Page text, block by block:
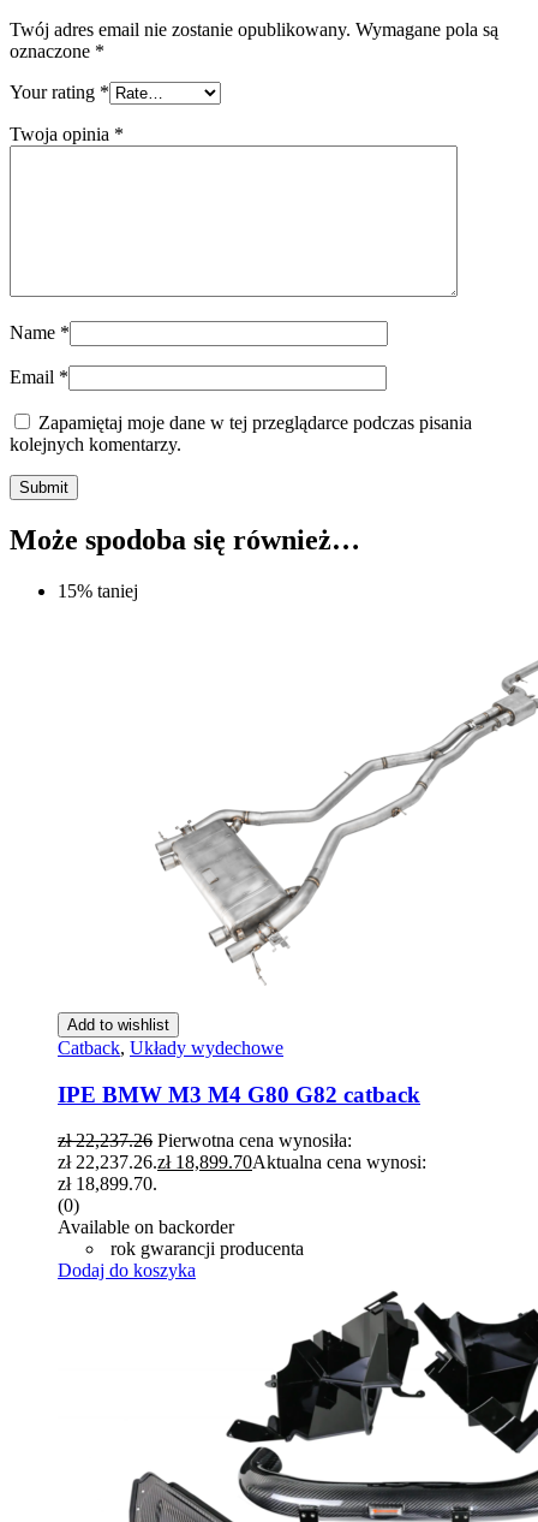
Twój adres email nie zostanie opublikowany. Wymagane pola są
oznaczone *
Your rating *
Twoja opinia *
Name *
Email *
Zapamiętaj moje dane w tej przeglądarce podczas pisania
kolejnych komentarzy.
Submit
Może spodoba się również…
15% taniej
Add to wishlist
Catback, Układy wydechowe
IPE BMW M3 M4 G80 G82 catback
zł22,237.26 Pierwotna cena wynosiła:
zł 22,237.26.zł18,899.70Aktualna cena wynosi:
zł 18,899.70.
(0)
Available on backorder
rok gwarancji producenta
Dodaj do koszyka